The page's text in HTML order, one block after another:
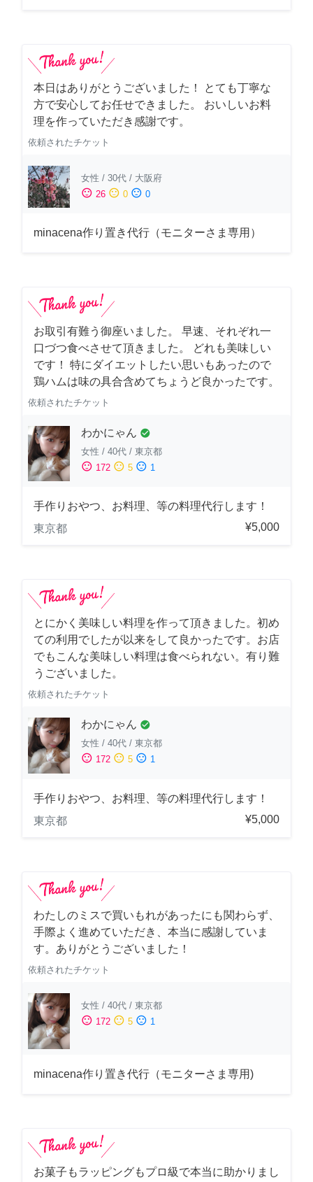
本日はありがとうございました！ とても丁寧な
方で安心してお任せできました。 おいしいお料
理を作っていただき感謝です。
依頼されたチケット
女性 / 30代 / 大阪府
sentiment_satisfied 26 sentiment_neutral 0 sentiment_dissatisfied 0
minacena作り置き代行（モニターさま専用）
お取引有難う御座いました。 早速、それぞれ一
口づつ食べさせて頂きました。 どれも美味しい
です！ 特にダイエットしたい思いもあったので
鶏ハムは味の具合含めてちょうど良かったです。
依頼されたチケット
わかにゃん check_circle
女性 / 40代 / 東京都
sentiment_satisfied 172 sentiment_neutral 5 sentiment_dissatisfied 1
手作りおやつ、お料理、等の料理代行します！
東京都
¥5,000
とにかく美味しい料理を作って頂きました。初め
ての利用でしたが以来をして良かったです。お店
でもこんな美味しい料理は食べられない。有り難
うございました。
依頼されたチケット
わかにゃん check_circle
女性 / 40代 / 東京都
sentiment_satisfied 172 sentiment_neutral 5 sentiment_dissatisfied 1
手作りおやつ、お料理、等の料理代行します！
東京都
¥5,000
わたしのミスで買いもれがあったにも関わらず、
手際よく進めていただき、本当に感謝していま
す。ありがとうございました！
依頼されたチケット
女性 / 40代 / 東京都
sentiment_satisfied 172 sentiment_neutral 5 sentiment_dissatisfied 1
minacena作り置き代行（モニターさま専用)
お菓子もラッピングもプロ級で本当に助かりまし